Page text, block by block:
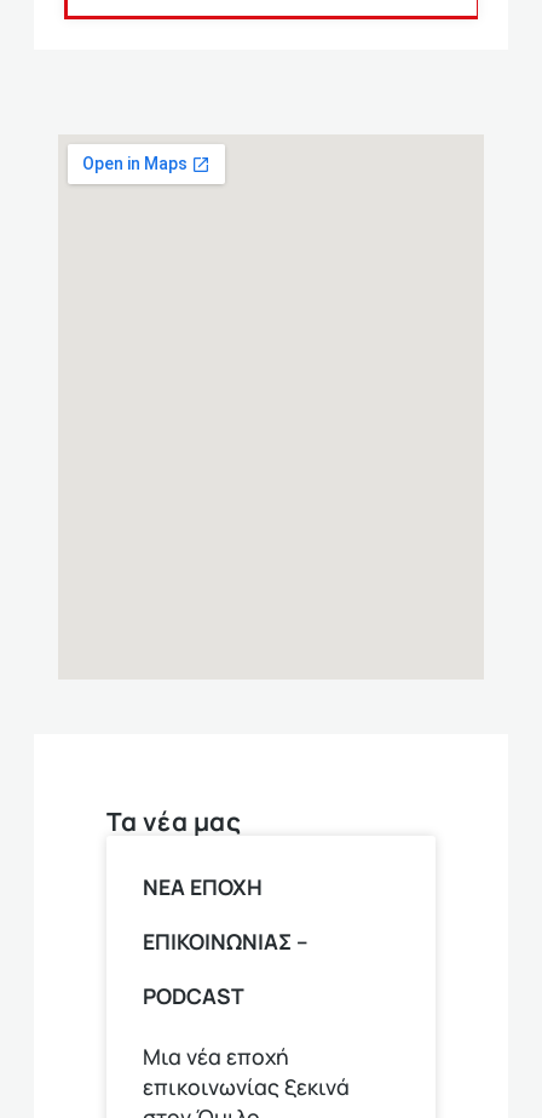
Τα νέα μας
ΝΕΑ ΕΠΟΧΗ
ΕΠΙΚΟΙΝΩΝΙΑΣ –
PODCAST
Μια νέα εποχή
επικοινωνίας ξεκινά